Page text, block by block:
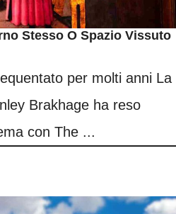
Stesso O Spazio Vissuto
per molti anni La
Brakhage ha reso
con The ...